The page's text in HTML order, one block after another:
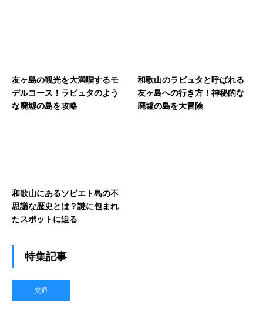
友ヶ島の観光を大満喫するモ
デルコース！ラピュタのよう
な廃墟の島を攻略
和歌山のラピュタと呼ばれる
友ヶ島への行き方！神秘的な
廃墟の島を大冒険
和歌山にあるソビエト島の不
思議な歴史とは？謎に包まれ
たスポットに迫る
特集記事
交通